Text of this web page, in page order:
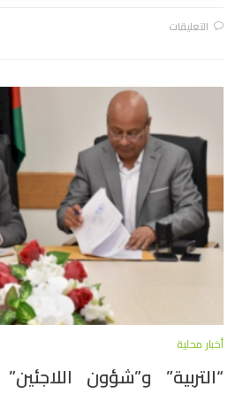
التعليقات
أخبار محلية
“التربية” و”شؤون